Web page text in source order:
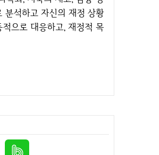
분석하고 자신의 재정 상황
으로 대응하고, 재정적 목